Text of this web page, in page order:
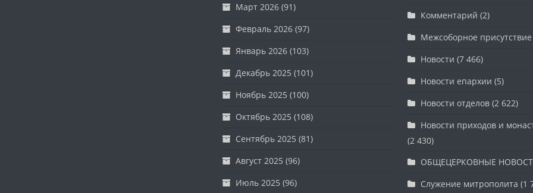
Март 2026(91)
Февраль 2026(97)
Январь 2026(103)
Декабрь 2025 (101)
Ноябрь 2025 (100)
Октябрь 2025 (108)
Сентябрь 2025 (81)
Август 2025 (96)
Июль 2025 (96)
Комментарий (2)
Межсоборное присутствие
Новости (7 466)
Новости епархии (5)
Новости отделов(2 622)
Новости приходов и
(2 430)
ОБЩЕЦЕРКОВНЫЕ
Служение митрополита (1